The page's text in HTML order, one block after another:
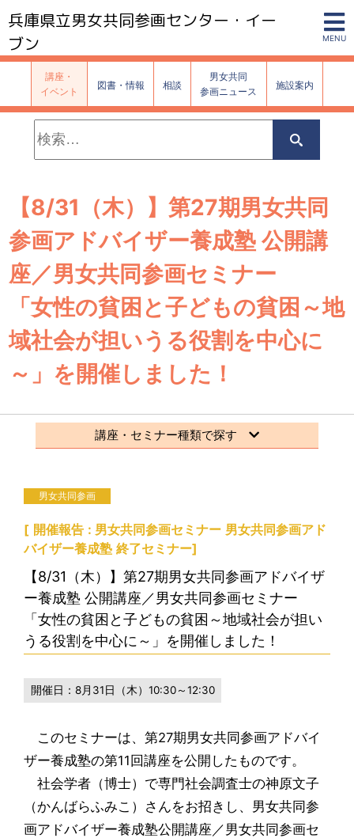
兵庫県立男女共同参画センター・イー
ブン
MENU
講座・
イベント
図書・情報 相談
男女共同
参画ニュース
施設案内
索:
検
索
【8/31（木）】第27期男女共同
参画アドバイザー養成塾 公開講
座／男女共同参画セミナー
「女性の貧困と子どもの貧困～地
域社会が担いうる役割を中心に
～」を開催しました！
講座・セミナー種類で探す
男女共同参画
[ 開催報告 男女共同参画セミナー 男女共同参画アド
バイザー養成塾 終了セミナー]
【8/31（木）】第27期男女共同参画アドバイザ
ー養成塾 公開講座／男女共同参画セミナー
「女性の貧困と子どもの貧困～地域社会が担い
うる役割を中心に～」を開催しました！
開催日： 8月31日（木）10:30～12:30
このセミナーは、第27期男女共同参画アドバイ
ザー養成塾の第11回講座を公開したものです。
社会学者（博士）で専門社会調査士の神原文子
（かんばらふみこ）さんをお招きし、男女共同参
画アドバイザー養成塾公開講座／男女共同参画セ